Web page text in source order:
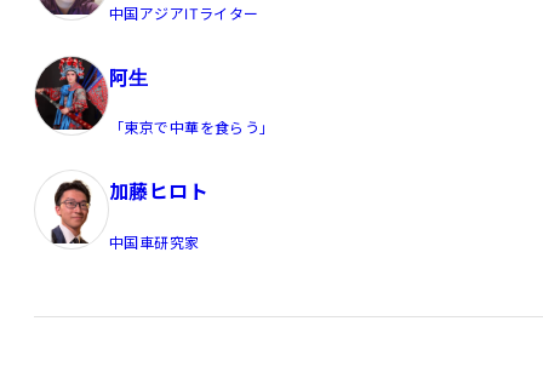
中国アジアITライター
阿生
「東京で中華を食らう」
加藤ヒロト
中国車研究家